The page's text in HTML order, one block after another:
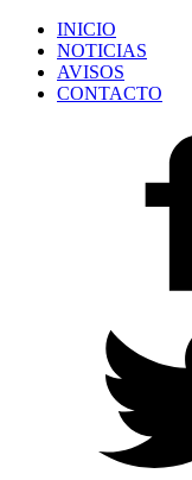
INICIO
NOTICIAS
AVISOS
CONTACTO